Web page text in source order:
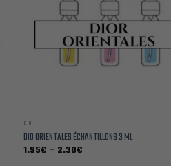
DIO
DIO ORIENTALES ÉCHANTILLONS 3 ML
1.95€ – 2.30€